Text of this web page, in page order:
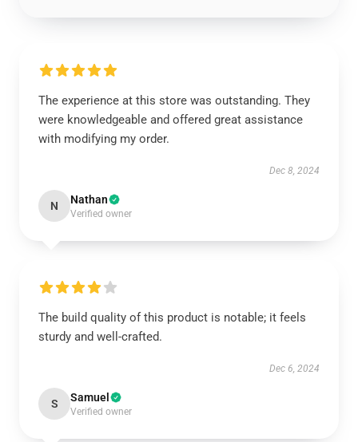
The experience at this store was outstanding. They
were knowledgeable and offered great assistance
with modifying my order.
Dec 8, 2024
N Nathan
Verified owner
The build quality of this product is notable; it feels
sturdy and well-crafted.
Dec 6, 2024
S Samuel
Verified owner